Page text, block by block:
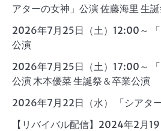
アターの女神」公演 佐藤海里 生
2026年7月25日（土）12:00～ 「
公演
2026年7月25日（土）17:00～ 「
公演 木本優菜 生誕祭＆卒業公演
2026年7月22日（水） 「シアタ
【リバイバル配信】2024年2月